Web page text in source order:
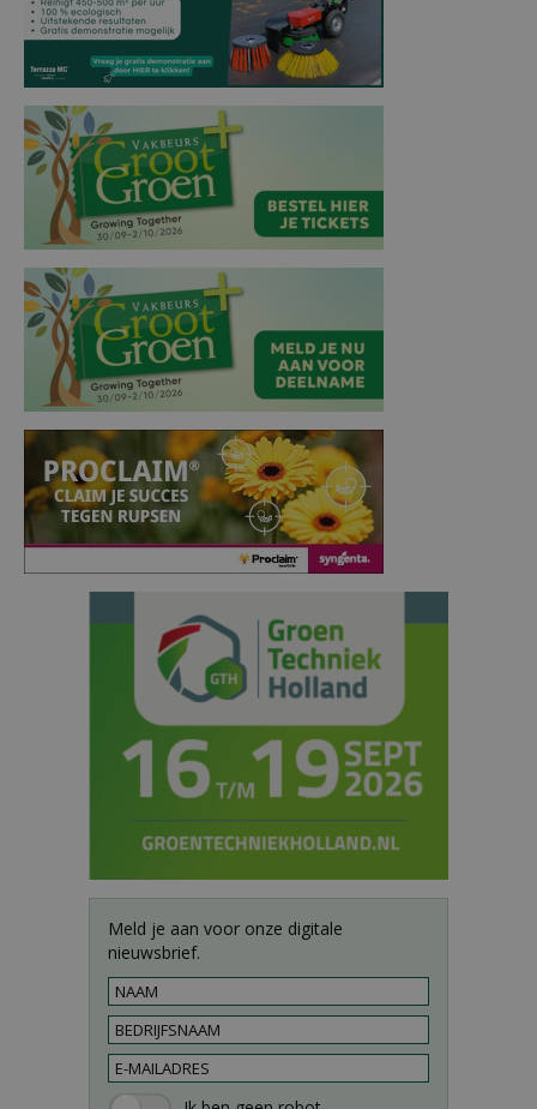
Meld je aan voor onze digitale
nieuwsbrief.